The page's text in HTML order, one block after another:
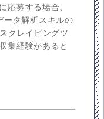
応募する場合、
タ解析スキルの
クレイピングツ
集経験があると